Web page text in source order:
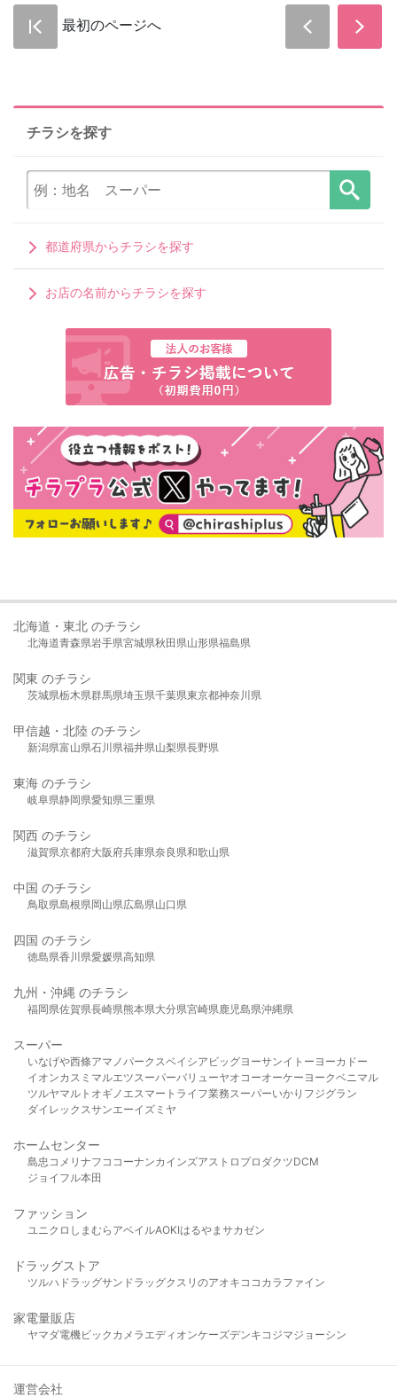
最初のページへ
チラシを探す
都道府県からチラシを探す
お店の名前からチラシを探す
北海道・東北 のチラシ
北海道青森県岩手県宮城県秋田県山形県福島県
関東 のチラシ
茨城県栃木県群馬県埼玉県千葉県東京都神奈川県
甲信越・北陸 のチラシ
新潟県富山県石川県福井県山梨県長野県
東海 のチラシ
岐阜県静岡県愛知県三重県
関西 のチラシ
滋賀県京都府大阪府兵庫県奈良県和歌山県
中国 のチラシ
鳥取県島根県岡山県広島県山口県
四国 のチラシ
徳島県香川県愛媛県高知県
九州・沖縄 のチラシ
福岡県佐賀県長崎県熊本県大分県宮崎県鹿児島県沖縄県
スーパー
いなげや西條アマノパークスベイシア ビッグヨーサンイトーヨーカドー
イオンカスミ マルエツスーパーバリューヤオコーオーケー ヨークベニマル
ツルヤマルト オギノ エスマート ライフ業務スーパーいかり フジグラン
ダイレックスサンエーイズミヤ
ホームセンター
島忠 コメリ ナフコ コーナンカインズアストロプロダクツDCM
ジョイフル本田
ファッション
ユニクロ しまむら アベイルAOKIはるやま サカゼン
ドラッグストア
ツルハドラッグサンドラッグクスリのアオキ ココカラファイン
家電量販店
ヤマダ電機ビックカメラ エディオンケーズデンキ コジマジョーシン
運営会社